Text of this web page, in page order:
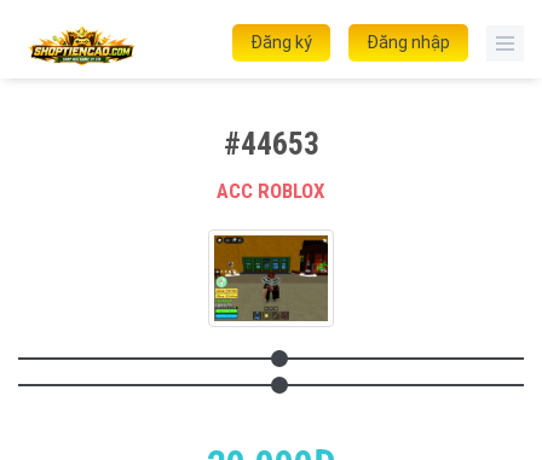
Đăng nhập
Đăng ký
#44653
ACC ROBLOX